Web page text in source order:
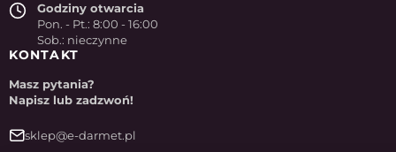
Godziny otwarcia
Pon. - Pt.: 8:00 - 16:00
Sob.: nieczynne
KONTAKT
Masz pytania?
Napisz lub zadzwoń!
sklep@e-darmet.pl